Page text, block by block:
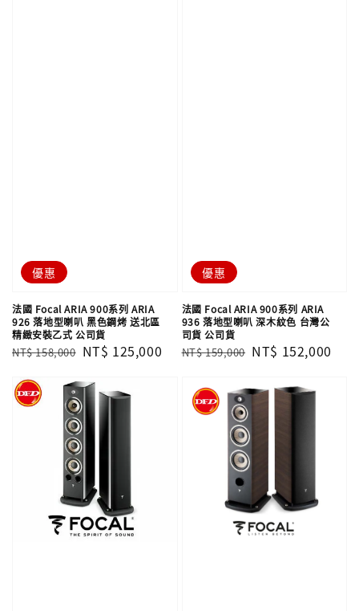
優惠
法國 Focal ARIA 900系列 ARIA
926 落地型喇叭 黑色鋼烤 送北區
精緻安裝乙式 公司貨
Regular
NT$ 158,000 Sale
NT$ 125,000
優惠
法國 Focal ARIA 900系列 ARIA
936 落地型喇叭 深木紋色 台灣公
司貨 公司貨
Regular
NT$ 159,000 Sale
NT$ 152,000